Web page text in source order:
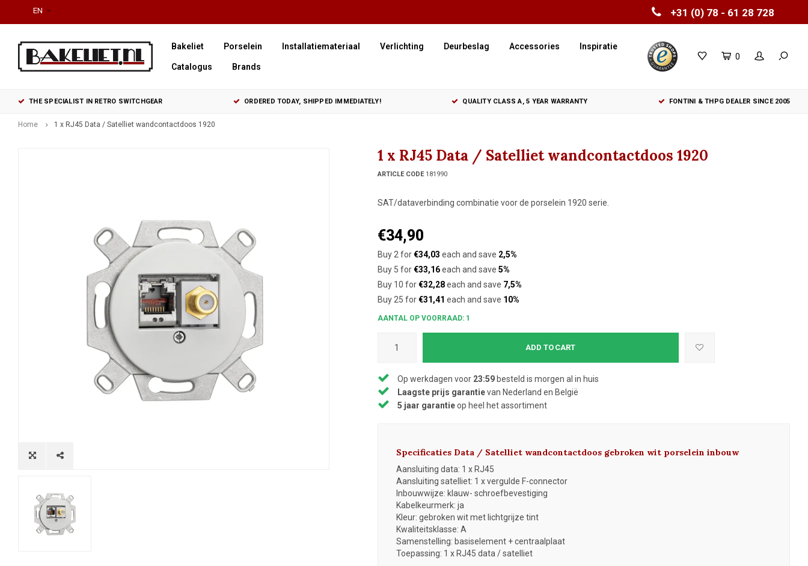
+31 (0) 78 - 61 28 728
EN
Bakeliet Porselein Installatiemateriaal Verlichting Deurbeslag Accessories Inspiratie
Catalogus Brands
0
THE SPECIALIST IN RETRO SWITCHGEAR ORDERED TODAY, SHIPPED IMMEDIATELY! QUALITY CLASS A, 5 YEAR WARRANTY FONTINI & THPG DEALER SINCE 2005
Home 1 x RJ45 Data / Satelliet wandcontactdoos 1920
1 x RJ45 Data / Satelliet wandcontactdoos 1920
ARTICLE CODE181990
SAT/dataverbinding combinatie voor de porselein 1920 serie.
€34,90
Buy 2 for€34,03 each and save 2,5%
Buy 5 for€33,16each and save 5%
Buy 10 for€32,28each and save 7,5%
Buy 25 for€31,41 each and save 10%
AANTAL OP VOORRAAD: 1
ADD TO CART
Op werkdagen voor 23:59besteld is morgen al in huis
Laagste prijs garantievan Nederland en België
5 jaar garantieop heel het assortiment
Specificaties Data / Satelliet wandcontactdoos gebroken wit porselein inbouw
Aansluiting data: 1 x RJ45
Aansluiting satelliet: 1 x vergulde F-connector
Inbouwwijze: klauw- schroefbevestiging
Kabelkeurmerk: ja
Kleur: gebroken wit met lichtgrijze tint
Kwaliteitsklasse: A
Samenstelling: basiselement + centraalplaat
Toepassing: 1 x RJ45 data / satelliet